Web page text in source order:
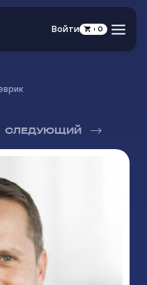
Войти 0
СЛЕДУЮЩИЙ